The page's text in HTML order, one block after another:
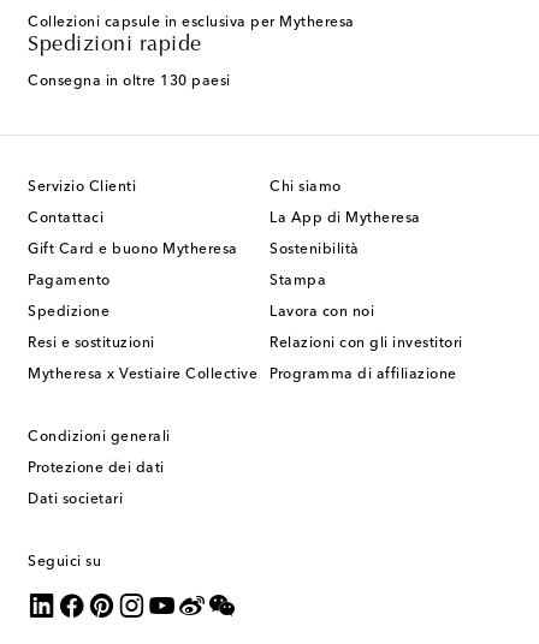
Collezioni capsule in esclusiva per Mytheresa
Spedizioni rapide
Consegna in oltre 130 paesi
Servizio Clienti
Contattaci
Gift Card e buono Mytheresa
Pagamento
Spedizione
Resi e sostituzioni
Mytheresa x Vestiaire Collective
Chi siamo
La App di Mytheresa
Sostenibilità
Stampa
Lavora con noi
Relazioni con gli investitori
Programma di affiliazione
Condizioni generali
Protezione dei dati
Dati societari
Seguici su